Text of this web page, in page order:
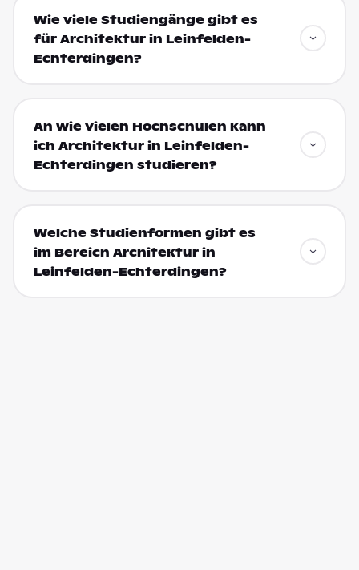
Wie viele Studiengänge gibt es
für Architektur in Leinfelden-
Echterdingen?
An wie vielen Hochschulen kann
ich Architektur in Leinfelden-
Echterdingen studieren?
Welche Studienformen gibt es
im Bereich Architektur in
Leinfelden-Echterdingen?